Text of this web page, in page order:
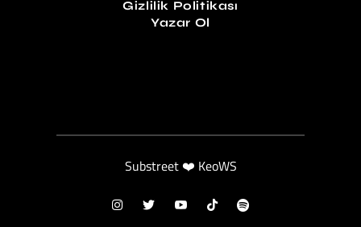
Gizlilik Politikası
Yazar Ol
Substreet ❤️ KeoWS